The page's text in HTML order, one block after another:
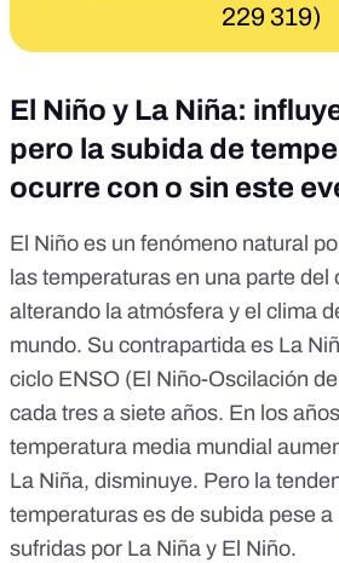
229 319)
El Niño y La Niña:
pero la subida de
ocurre con o sin este
El Niño es un fenómeno natural
las temperaturas en una parte del
alterando la atmósfera y el clima
mundo. Su contrapartida es La
ciclo ENSO (El Niño-Oscilación
cada tres a siete años. En los
temperatura media mundial
La Niña, disminuye. Pero la
temperaturas es de subida pese
sufridas por La Niña y El Niño.